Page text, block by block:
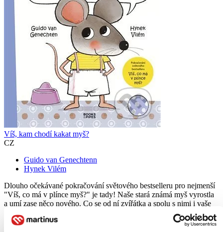
Víš, kam chodí kakat myš?
CZ
Guido van Genechtenn
Hynek Vilém
Dlouho očekávané pokračování světového bestselleru pro nejmenší
"Víš, co má v plínce myš?" je tady! Naše stará známá myš vyrostla
a umí zase něco nového. Co se od ní zvířátka a spolu s nimi i vaše